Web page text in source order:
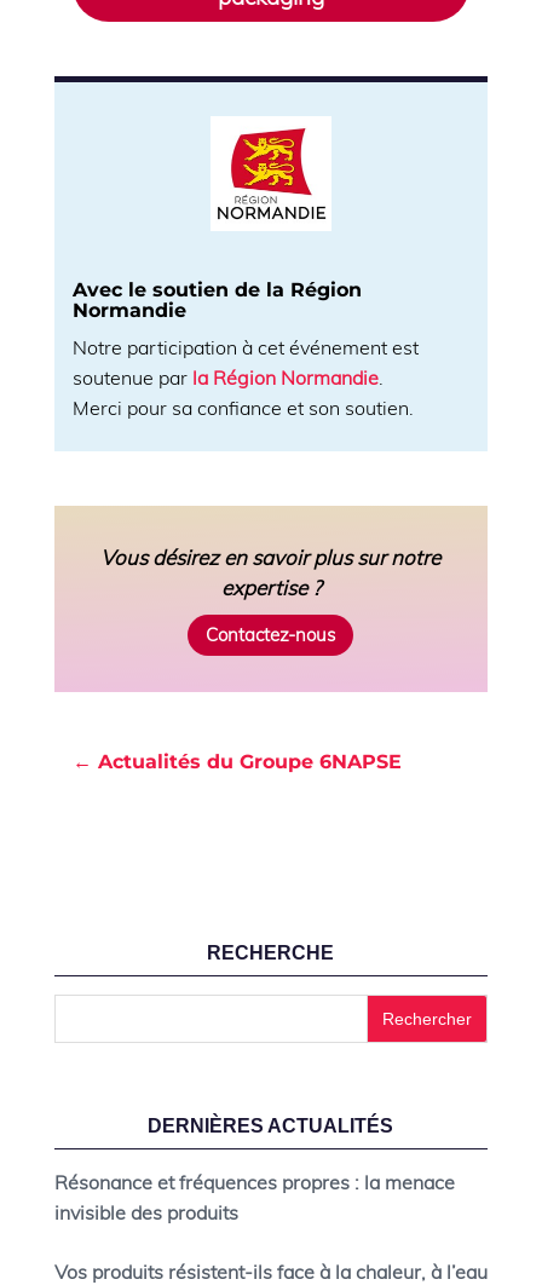
Avec le soutien de la Région
Normandie
Notre participation à cet événement est
soutenue par la Région Normandie.
Merci pour sa confiance et son soutien.
Vous désirez en savoir plus sur notre
expertise ?
Contactez-nous
← Actualités du Groupe 6NAPSE
RECHERCHE
DERNIÈRES ACTUALITÉS
Résonance et fréquences propres : la menace
invisible des produits
Vos produits résistent-ils face à la chaleur, à l’eau